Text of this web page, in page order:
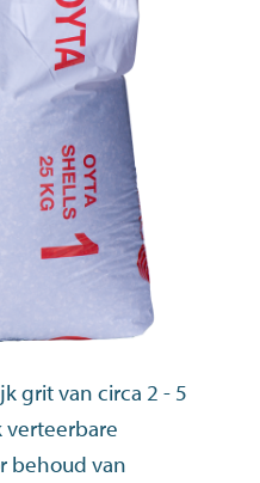
grit van circa 2 - 5
behoud van